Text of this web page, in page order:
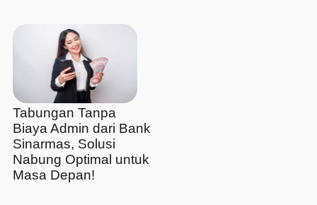
Tabungan Tanpa
Biaya Admin dari Bank
Sinarmas, Solusi
Nabung Optimal untuk
Masa Depan!